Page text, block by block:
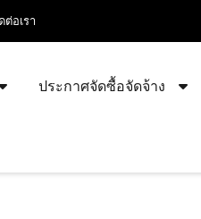
ต่อเรา
ประกาศจัดซื้อจัดจ้าง